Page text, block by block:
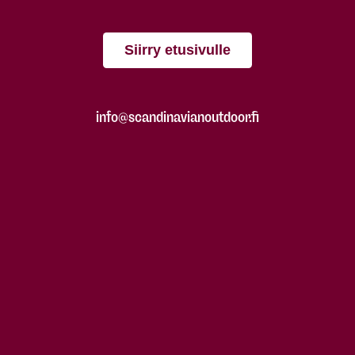
Siirry etusivulle
info@scandinavianoutdoor.fi